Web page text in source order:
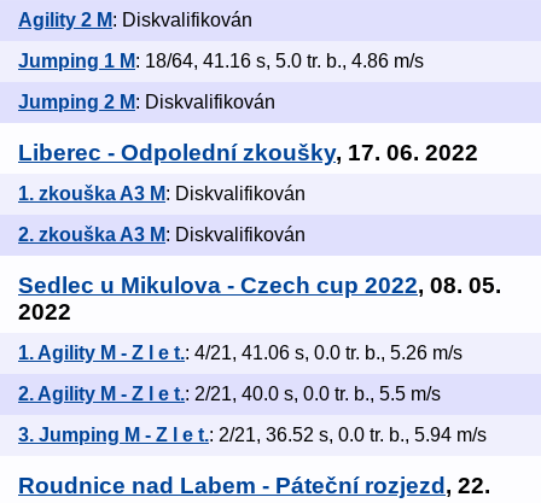
Agility 2 M: Diskvalifikován
Jumping 1 M: 18/64, 41.16 s, 5.0 tr. b., 4.86 m/s
Jumping 2 M: Diskvalifikován
Liberec - Odpolední zkoušky, 17. 06. 2022
1. zkouška A3 M: Diskvalifikován
2. zkouška A3 M: Diskvalifikován
Sedlec u Mikulova - Czech cup 2022, 08. 05.
2022
1. Agility M - Z l e t.: 4/21, 41.06 s, 0.0 tr. b., 5.26 m/s
2. Agility M - Z l e t.: 2/21, 40.0 s, 0.0 tr. b., 5.5 m/s
3. Jumping M - Z l e t.: 2/21, 36.52 s, 0.0 tr. b., 5.94 m/s
Roudnice nad Labem - Páteční rozjezd, 22.